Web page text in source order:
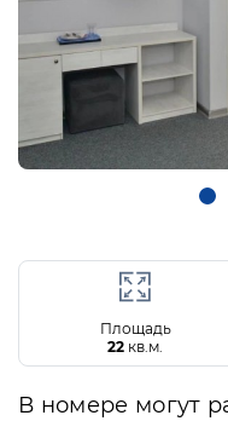
Площадь
22 кв.м.
В номере могут